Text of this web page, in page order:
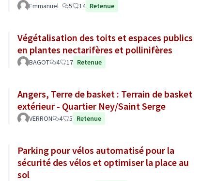
Emmanuel_ 5 14 Retenue
Végétalisation des toits et espaces publics
en plantes nectarifères et pollinifères
BAGOT 4 17 Retenue
Angers, Terre de basket : Terrain de basket
extérieur - Quartier Ney/Saint Serge
VERRON 4 5 Retenue
Parking pour vélos automatisé pour la
sécurité des vélos et optimiser la place au
sol